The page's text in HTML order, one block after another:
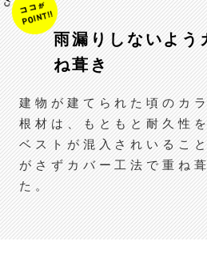
雨漏りしないよう
ね葺き
建物が建てられた頃のカ
根材は、もともと耐久性
ベストが混入されいるこ
がさずカバー工法で重ね
た。